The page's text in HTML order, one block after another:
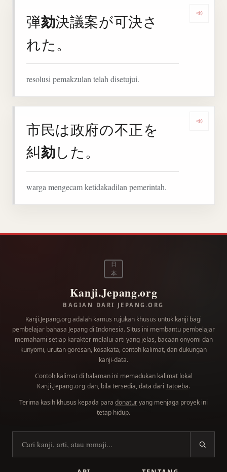
弾劾決議案が可決さ
れた。
resolusi pemakzulan telah disetujui.
市民は政府の不正を
糾劾した。
warga mengecam ketidakadilan pemerintah.
日
本
Kanji.Jepang.org
BAGIAN DARI JEPANG.ORG
Kanji.Jepang.org adalah kamus rujukan khusus untuk kanji bagi
pembelajar bahasa Jepang di Indonesia. Situs ini membantu pembelajar
memahami setiap karakter melalui arti yang jelas, bacaan onyomi dan
kunyomi, urutan goresan, kosakata, contoh kalimat, dan dukungan
kanji-data.
Contoh kalimat di halaman ini memadukan kalimat lokal
Kanji.Jepang.org dan, bila tersedia, data dari Tatoeba.
Terima kasih khusus kepada para donaturyang menjaga proyek ini
tetap hidup.
Cari kanji